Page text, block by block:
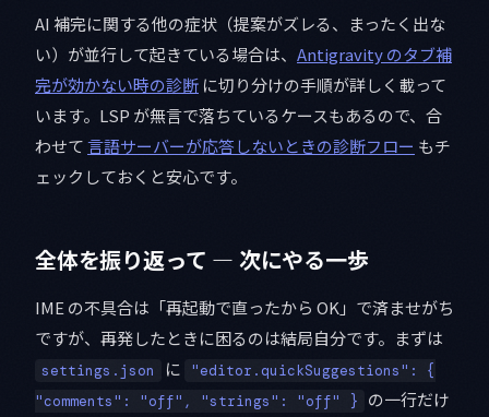
AI 補完に関する他の症状（提案がズレる、まったく出な
い）が並行して起きている場合は、 Antigravity のタブ補
完が効かない時の診断 に切り分けの手順が詳しく載って
います。LSP が無言で落ちているケースもあるので、合
わせて言語サーバーが応答しないときの診断フロー もチ
ェックしておくと安心です。
全体を振り返って — 次にやる一歩
IME の不具合は「再起動で直ったから OK」で済ませがち
ですが、再発したときに困るのは結局自分です。まずは
settings.json に
"editor.quickSuggestions": {
"comments": "off", "strings": "off" }
の一行だけ